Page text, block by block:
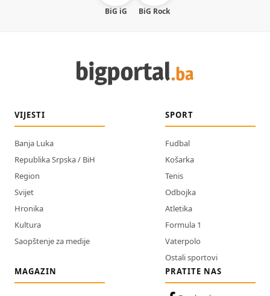
BiG iG BiG Rock
VIJESTI
Banja Luka
Republika Srpska / BiH
Region
Svijet
Hronika
Kultura
Saopštenje za medije
SPORT
Fudbal
Košarka
Tenis
Odbojka
Atletika
Formula 1
Vaterpolo
Ostali sportovi
MAGAZIN
PRATITE NAS